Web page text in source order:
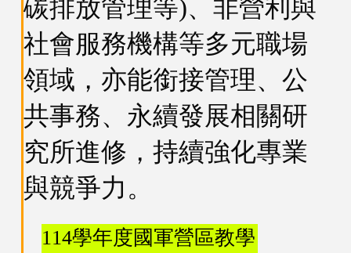
碳排放管理等)、非營利與
社會服務機構等多元職場
領域，亦能銜接管理、公
共事務、永續發展相關研
究所進修，持續強化專業
與競爭力。
114學年度國軍營區教學